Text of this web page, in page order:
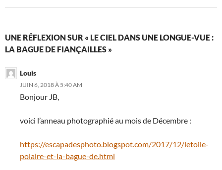
UNE RÉFLEXION SUR « LE CIEL DANS UNE LONGUE-VUE :
LA BAGUE DE FIANÇAILLES »
Louis
JUIN 6, 2018 À 5:40 AM
Bonjour JB,
voici l’anneau photographié au mois de Décembre :
https://escapadesphoto.blogspot.com/2017/12/letoile-
polaire-et-la-bague-de.html